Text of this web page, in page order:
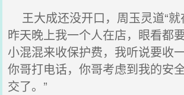
王大成还没开口，周玉灵道“就
昨天晚上我一个人在店，眼看都
小混混来收保护费，我听说要收
你哥打电话，你哥考虑到我的安
交了。”